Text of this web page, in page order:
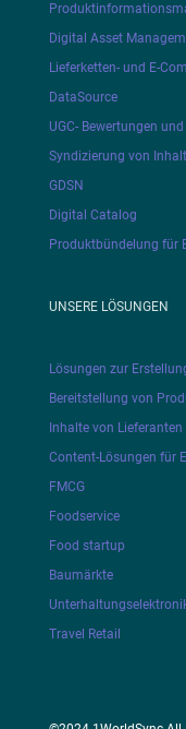
Digital Asset
Lieferketten- und E-
DataSource
UGC- Bewertungen
Syndizierung von
GDSN
Digital Catalog
Produktbündelung für
UNSERE LÖSUNGEN
Lösungen zur
Bereitstellung von
Inhalte von
Content-Lösungen für
FMCG
Foodservice
Food startup
Baumärkte
Travel Retail